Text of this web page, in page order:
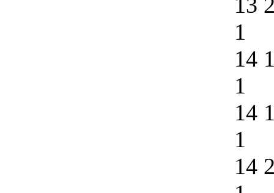
1
14
1
14
1
14